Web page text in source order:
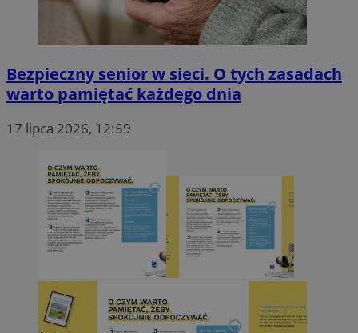
Bezpieczny senior w sieci. O tych zasadach
warto pamiętać każdego dnia
17 lipca 2026, 12:59